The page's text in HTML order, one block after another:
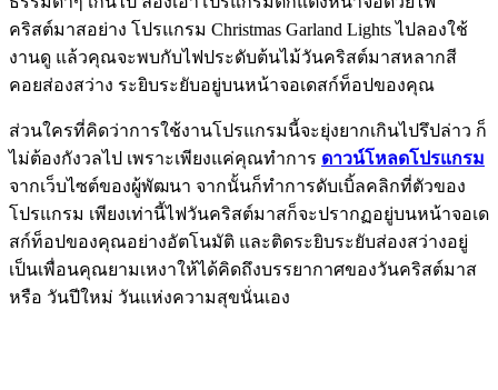
คริสต์มาสอย่าง โปรแกรม Christmas Garland Lights ไปลองใช้
งานดู แล้วคุณจะพบกับไฟประดับต้นไม้วันคริสต์มาสหลากสี
คอยส่องสว่าง ระยิบระยับอยู่บนหน้าจอเดสก์ท็อปของคุณ
ส่วนใครที่คิดว่าการใช้งานโปรแกรมนี้จะยุ่งยากเกินไปรึปล่าว ก็
ไม่ต้องกังวลไป เพราะเพียงแค่คุณทำการ ดาวน์โหลดโปรแกรม
จากเว็บไซต์ของผู้พัฒนา จากนั้นก็ทำการดับเบิ้ลคลิกที่ตัวของ
โปรแกรม เพียงเท่านี้ไฟวันคริสต์มาสก็จะปรากฏอยู่บนหน้าจอเด
สก์ท็อปของคุณอย่างอัตโนมัติ และติดระยิบระยับส่องสว่างอยู่
เป็นเพื่อนคุณยามเหงาให้ได้คิดถึงบรรยากาศของวันคริสต์มาส
หรือ วันปีใหม่ วันแห่งความสุขนั่นเอง